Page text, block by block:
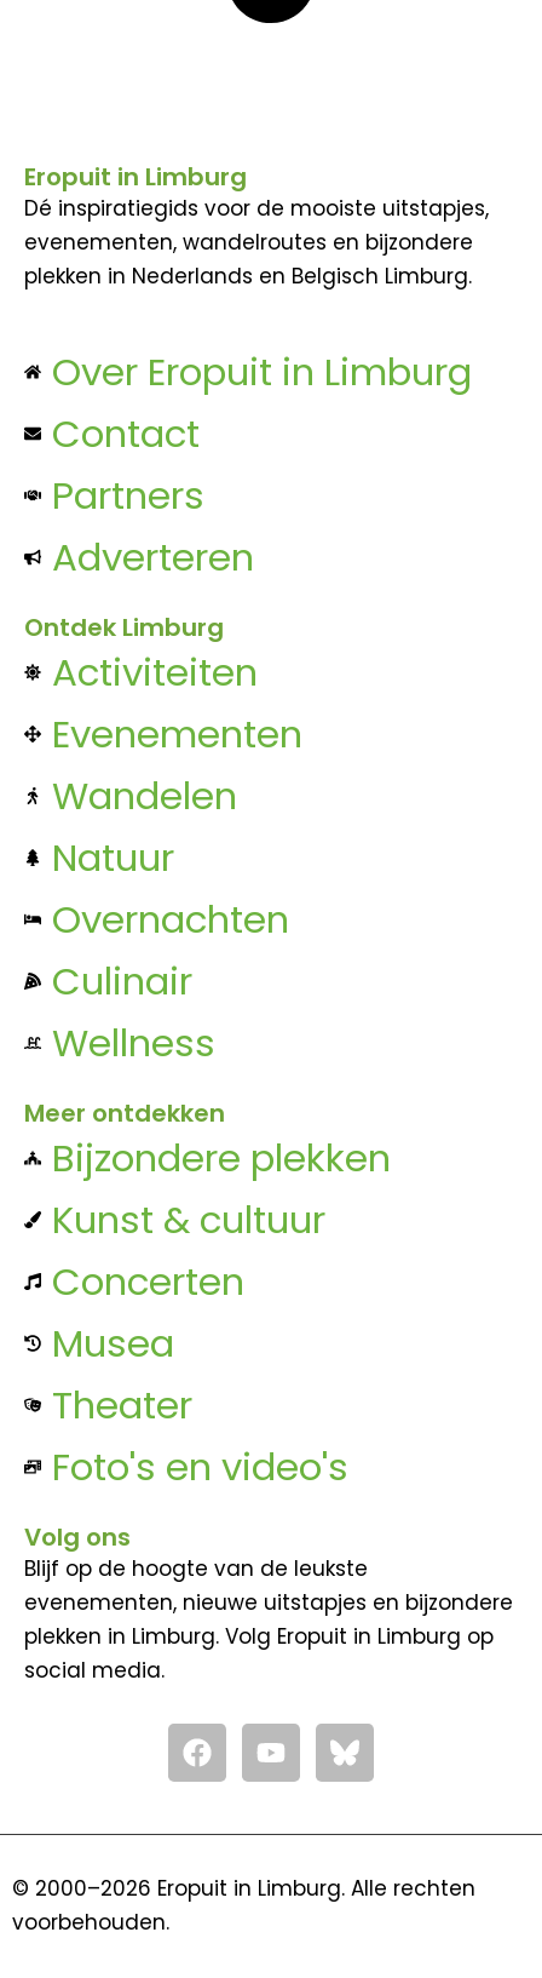
Eropuit in Limburg
Dé inspiratiegids voor de mooiste uitstapjes,
evenementen, wandelroutes en bijzondere
plekken in Nederlands en Belgisch Limburg.
Over Eropuit in Limburg
Contact
Partners
Adverteren
Ontdek Limburg
Activiteiten
Evenementen
Wandelen
Natuur
Overnachten
Culinair
Wellness
Meer ontdekken
Bijzondere plekken
Kunst & cultuur
Concerten
Musea
Theater
Foto's en video's
Volg ons
Blijf op de hoogte van de leukste
evenementen, nieuwe uitstapjes en bijzondere
plekken in Limburg. Volg Eropuit in Limburg op
social media.
F
a
c
e
o
Y
o
u
t
b
© 2000–2026 Eropuit in Limburg. Alle rechten
voorbehouden.